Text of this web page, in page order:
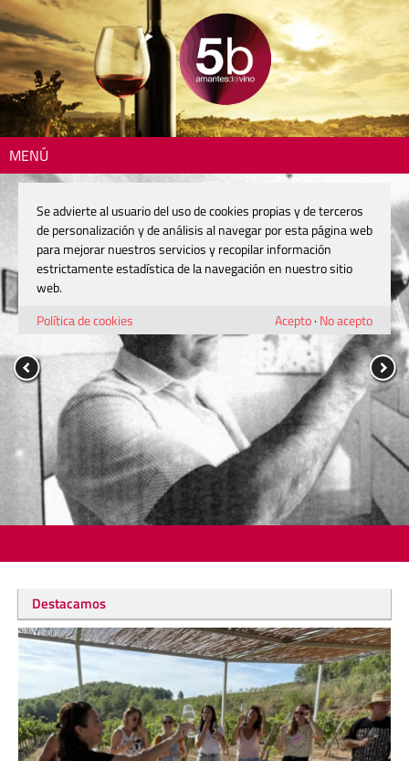
MENÚ
Destacamos
Se advierte al usuario del uso de cookies propias y de terceros
de personalización y de análisis al navegar por esta página web
para mejorar nuestros servicios y recopilar información
estrictamente estadística de la navegación en nuestro sitio
web.
Política de cookies
Acepto· No acepto